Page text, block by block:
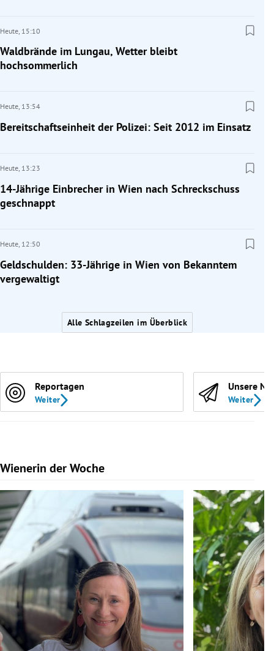
Heute, 15:10
Waldbrände im Lungau, Wetter bleibt
hochsommerlich
Heute, 13:54
Bereitschaftseinheit der Polizei: Seit 2012 im Einsatz
Heute, 13:23
14-Jährige Einbrecher in Wien nach Schreckschuss
geschnappt
Heute, 12:50
Geldschulden: 33-Jährige in Wien von Bekanntem
vergewaltigt
Alle Schlagzeilen im Überblick
Reportagen
Weiter
Unsere
Weiter
Wienerin der Woche
Slide 1 von 7